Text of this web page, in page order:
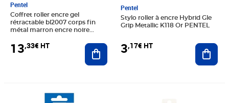
Pentel
Coffret roller encre gel
rétractable bl2007 corps fin
métal marron encre noire
13,33€ HT Ajouter au panier
Pentel
Stylo roller à encre Hybrid Gle
Grip Metallic K118 Or PENTEL
3,17€ HT
Prix 10,95€ HT